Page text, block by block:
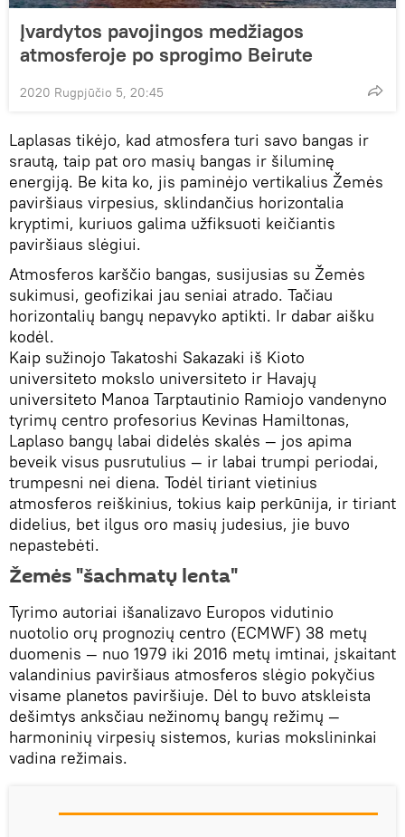
Įvardytos pavojingos medžiagos
atmosferoje po sprogimo Beirute
2020 Rugpjūčio 5, 20:45
Laplasas tikėjo, kad atmosfera turi savo bangas ir
srautą, taip pat oro masių bangas ir šiluminę
energiją. Be kita ko, jis paminėjo vertikalius Žemės
paviršiaus virpesius, sklindančius horizontalia
kryptimi, kuriuos galima užfiksuoti keičiantis
paviršiaus slėgiui.
Atmosferos karščio bangas, susijusias su Žemės
sukimusi, geofizikai jau seniai atrado. Tačiau
horizontalių bangų nepavyko aptikti. Ir dabar aišku
kodėl.
Kaip sužinojo Takatoshi Sakazaki iš Kioto
universiteto mokslo universiteto ir Havajų
universiteto Manoa Tarptautinio Ramiojo vandenyno
tyrimų centro profesorius Kevinas Hamiltonas,
Laplaso bangų labai didelės skalės — jos apima
beveik visus pusrutulius — ir labai trumpi periodai,
trumpesni nei diena. Todėl tiriant vietinius
atmosferos reiškinius, tokius kaip perkūnija, ir tiriant
didelius, bet ilgus oro masių judesius, jie buvo
nepastebėti.
Žemės "šachmatų lenta"
Tyrimo autoriai išanalizavo Europos vidutinio
nuotolio orų prognozių centro (ECMWF) 38 metų
duomenis — nuo 1979 iki 2016 metų imtinai, įskaitant
valandinius paviršiaus atmosferos slėgio pokyčius
visame planetos paviršiuje. Dėl to buvo atskleista
dešimtys anksčiau nežinomų bangų režimų —
harmoninių virpesių sistemos, kurias mokslininkai
vadina režimais.